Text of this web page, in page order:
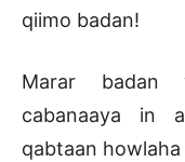
qiimo badan!
Marar badan
cabanaaya in
qabtaan